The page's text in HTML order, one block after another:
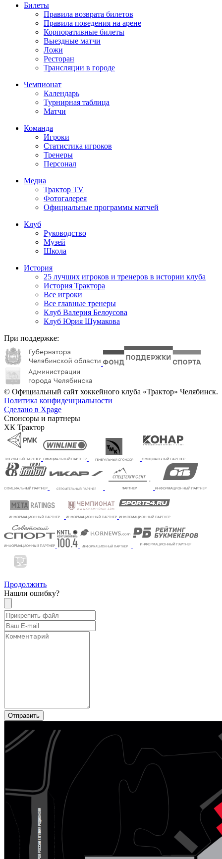
Билеты
Правила возврата билетов
Правила поведения на арене
Корпоративные билеты
Выездные матчи
Ложи
Ресторан
Трансляции в городе
Чемпионат
Календарь
Турнирная таблица
Матчи
Команда
Игроки
Статистика игроков
Тренеры
Персонал
Медиа
Трактор TV
Фотогалерея
Официальные программы матчей
Клуб
Руководство
Музей
Школа
История
25 лучших игроков и тренеров в истории клуба
История Трактора
Все игроки
Все главные тренеры
Клуб Валерия Белоусова
Клуб Юрия Шумакова
При поддержке:
© Официальный сайт хоккейного клуба «Трактор» Челябинск.
Политика конфиденциальности
Сделано в Xpage
Спонсоры и партнеры
ХК Трактор
Продолжить
Нашли ошибку?